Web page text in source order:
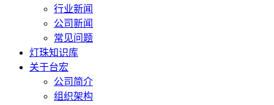
行业新闻
公司新闻
常见问题
灯珠知识库
关于台宏
公司简介
组织架构